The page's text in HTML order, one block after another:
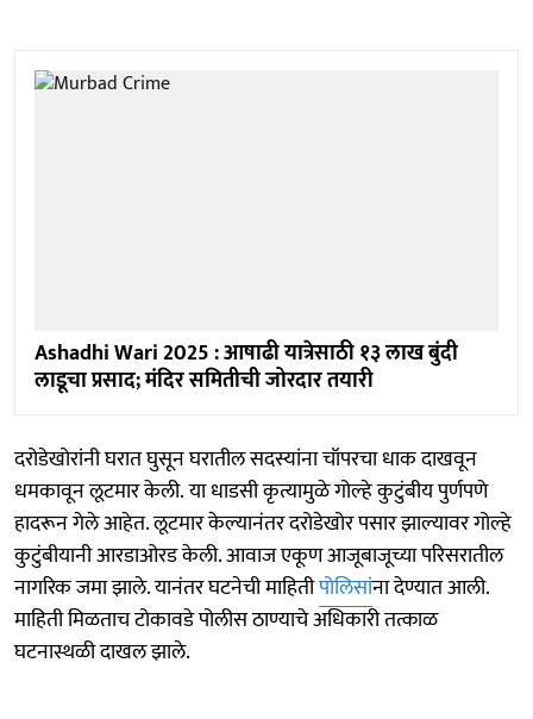
Ashadhi Wari 2025 : आषाढी यात्रेसाठी १३ लाख बुंदी
लाडूचा प्रसाद; मंदिर समितीची जोरदार तयारी
दरोडेखोरांनी घरात घुसून घरातील सदस्यांना चॉपरचा धाक दाखवून
धमकावून लूटमार केली. या धाडसी कृत्यामुळे गोल्हे कुटुंबीय पुर्णपणे
हादरून गेले आहेत. लूटमार केल्यानंतर दरोडेखोर पसार झाल्यावर गोल्हे
कुटुंबीयानी आरडाओरड केली. आवाज एकूण आजूबाजूच्या परिसरातील
नागरिक जमा झाले. यानंतर घटनेची माहितीपोलिसांना देण्यात आली.
माहिती मिळताच टोकावडे पोलीस ठाण्याचे अधिकारी तत्काळ
घटनास्थळी दाखल झाले.